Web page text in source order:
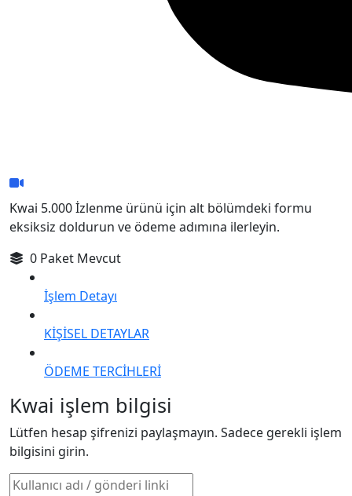
Kwai 5.000 İzlenme ürünü için alt bölümdeki formu
eksiksiz doldurun ve ödeme adımına ilerleyin.
0 Paket Mevcut
İşlem Detayı
KİŞİSEL DETAYLAR
ÖDEME TERCİHLERİ
Kwai işlem bilgisi
Lütfen hesap şifrenizi paylaşmayın. Sadece gerekli işlem
bilgisini girin.